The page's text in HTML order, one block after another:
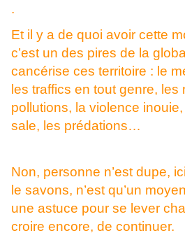
.
Et il y a de quoi avoir cette
c’est un des pires de la
cancérise ces territoire : le
les traffics en tout genre, les
pollutions, la violence inouie,
sale, les prédations…
Non, personne n’est dupe,
le savons, n’est qu’un
une astuce pour se lever
croire encore, de continuer.